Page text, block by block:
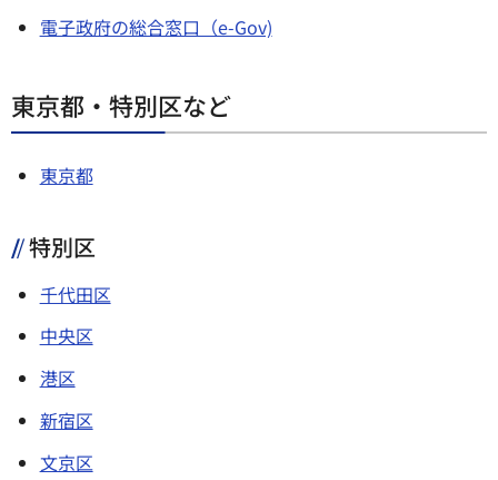
電子政府の総合窓口（e-Gov)
東京都・特別区など
東京都
特別区
千代田区
中央区
港区
新宿区
文京区